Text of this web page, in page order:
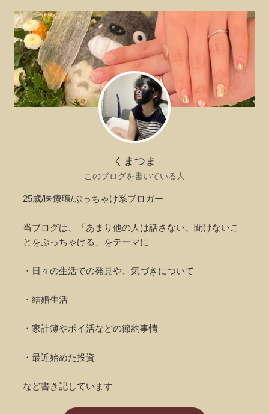
くまつま
このブログを書いている人
25歳/医療職/ぶっちゃけ系ブロガー
当ブログは、「あまり他の人は話さない、聞けないこ
とをぶっちゃける」をテーマに
・日々の生活での発見や、気づきについて
・結婚生活
・家計簿やポイ活などの節約事情
・最近始めた投資
など書き記しています